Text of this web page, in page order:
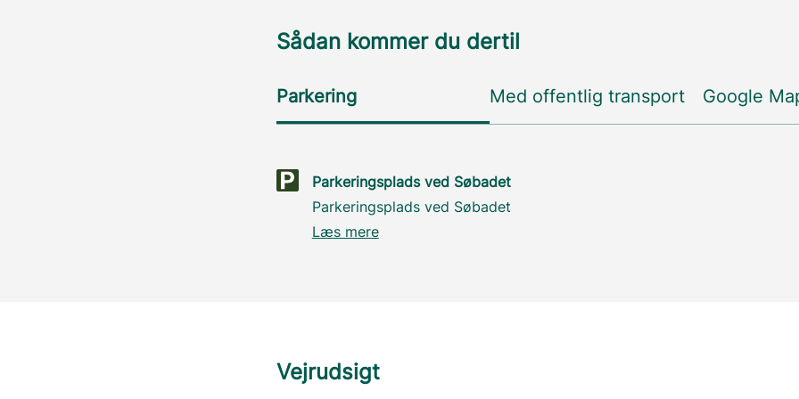
Sådan kommer du dertil
Parkering Med offentlig transport Google
Parkeringsplads ved Søbadet
Parkeringsplads ved Søbadet
Læs mere
Vejrudsigt